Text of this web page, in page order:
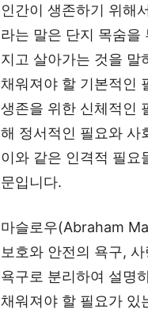
인간이 생존하기 위해
라는 말은 단지 목숨을
지고 살아가는 것을
채워져야 할 기본적인
생존을 위한 신체적인
해 정서적인 필요와 사
이와 같은 인격적 필요
문입니다.
마슬로우(Abraham
보호와 안전의 욕구,
욕구로 분리하여 설명
채워져야 할 필요가 있